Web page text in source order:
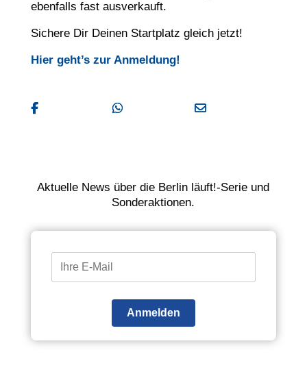
ebenfalls fast ausverkauft.
Sichere Dir Deinen Startplatz gleich jetzt!
Hier geht’s zur Anmeldung!
Facebook E-Mail
Aktuelle News über die Berlin läuft!-Serie und
Sonderaktionen.
Anmelden